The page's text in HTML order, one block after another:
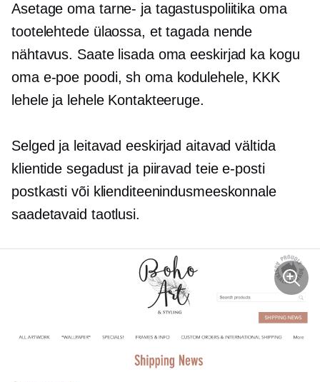
Asetage oma tarne- ja tagastuspoliitika oma
tootelehtede ülaossa, et tagada nende
nähtavus. Saate lisada oma eeskirjad ka kogu
oma e-poe poodi, sh oma kodulehele, KKK
lehele ja lehele Kontakteeruge.
Selged ja leitavad eeskirjad aitavad vältida
klientide segadust ja piiravad teie e-posti
postkasti või klienditeenindusmeeskonnale
saadetavaid taotlusi.